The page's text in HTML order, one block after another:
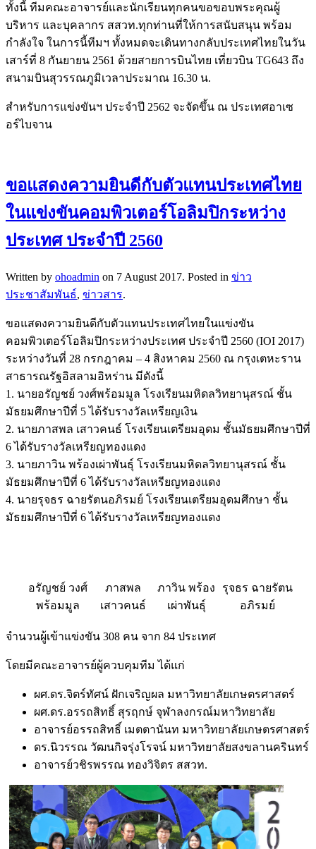
ทั้งนี้ ทีมคณะอาจารย์และนักเรียนทุกคนขอขอบพระคุณผู้
บริหาร และบุคลากร สสวท.ทุกท่านที่ให้การสนับสนุน พร้อม
กำลังใจ ในการนี้ทีมฯ ทั้งหมดจะเดินทางกลับประเทศไทยในวัน
เสาร์ที่ 8 กันยายน 2561 ด้วยสายการบินไทย เที่ยวบิน TG643 ถึง
สนามบินสุวรรณภูมิเวลาประมาณ 16.30 น.
สำหรับการแข่งขันฯ ประจำปี 2562 จะจัดขึ้น ณ ประเทศอาเซ
อร์ไบจาน
ขอแสดงความยินดีกับตัวแทนประเทศไทย
ในแข่งขันคอมพิวเตอร์โอลิมปิกระหว่าง
ประเทศ ประจำปี 2560
Written by ohoadmin on 7 August 2017. Posted in ข่าว
ประชาสัมพันธ์, ข่าวสาร.
ขอแสดงความยินดีกับตัวแทนประเทศไทยในแข่งขัน
คอมพิวเตอร์โอลิมปิกระหว่างประเทศ ประจำปี 2560 (IOI 2017)
ระหว่างวันที่ 28 กรกฎาคม – 4 สิงหาคม 2560 ณ กรุงเตหะราน
สาธารณรัฐอิสลามอิหร่าน มีดังนี้
1. นายอรัญชย์ วงศ์พร้อมมูล โรงเรียนมหิดลวิทยานุสรณ์ ชั้น
มัธยมศึกษาปีที่ 5 ได้รับรางวัลเหรียญเงิน
2. นายภาสพล เสาวคนธ์ โรงเรียนเตรียมอุดม ชั้นมัธยมศึกษาปีที่
6 ได้รับรางวัลเหรียญทองแดง
3. นายภาวิน พร้องเผ่าพันธุ์ โรงเรียนมหิดลวิทยานุสรณ์ ชั้น
มัธยมศึกษาปีที่ 6 ได้รับรางวัลเหรียญทองแดง
4. นายรุจธร ฉายรัตนอภิรมย์ โรงเรียนเตรียมอุดมศึกษา ชั้น
มัธยมศึกษาปีที่ 6 ได้รับรางวัลเหรียญทองแดง
อรัญชย์ วงศ์
พร้อมมูล
ภาสพล
เสาวคนธ์
ภาวิน พร้อง
เผ่าพันธุ์
รุจธร ฉายรัตน
อภิรมย์
จำนวนผู้เข้าแข่งขัน 308 คน จาก 84 ประเทศ
โดยมีคณะอาจารย์ผู้ควบคุมทีม ได้แก่
ผศ.ดร.จิตร์ทัศน์ ฝักเจริญผล มหาวิทยาลัยเกษตรศาสตร์
ผศ.ดร.อรรถสิทธิ์ สุรฤกษ์ จุฬาลงกรณ์มหาวิทยาลัย
อาจารย์อรรถสิทธิ์ เมตตานันท มหาวิทยาลัยเกษตรศาสตร์
ดร.นิวรรณ วัฒนกิจรุ่งโรจน์ มหาวิทยาลัยสงขลานครินทร์
อาจารย์วชิรพรรณ ทองวิจิตร สสวท.